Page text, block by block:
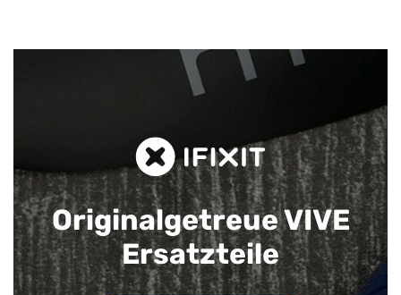
Originalgetreue VIVE
Ersatzteile